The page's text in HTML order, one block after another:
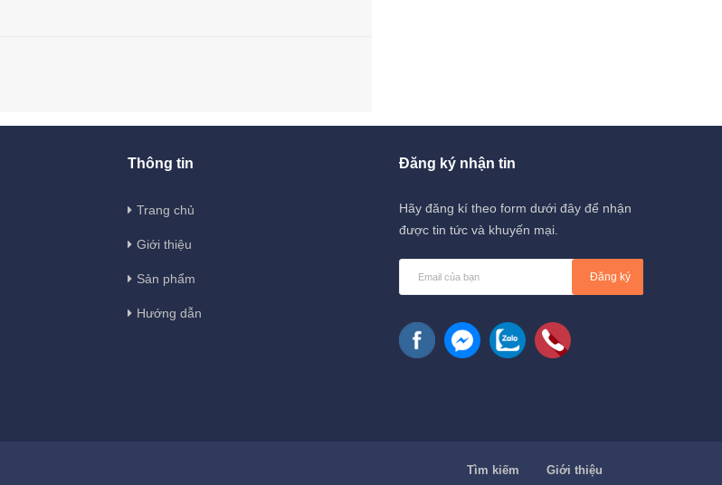
Thông tin
Trang chủ
Giới thiệu
Sản phẩm
Hướng dẫn
Đăng ký nhận tin
Hãy đăng kí theo form dưới đây để nhận
được tin tức và khuyến mại.
Đăng ký
Tìm kiếm Giới thiệu